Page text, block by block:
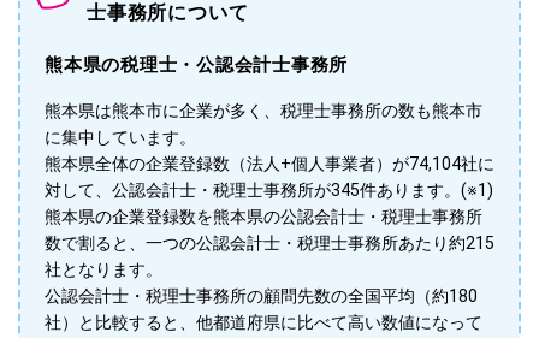
士事務所について
熊本県の税理士・公認会計士事務所
熊本県は熊本市に企業が多く、税理士事務所の数も熊本市
に集中しています。
熊本県全体の企業登録数（法人+個人事業者）が74,104社に
対して、公認会計士・税理士事務所が345件あります。(※1)
熊本県の企業登録数を熊本県の公認会計士・税理士事務所
数で割ると、一つの公認会計士・税理士事務所あたり約215
社となります。
公認会計士・税理士事務所の顧問先数の全国平均（約180
社）と比較すると、他都道府県に比べて高い数値になって